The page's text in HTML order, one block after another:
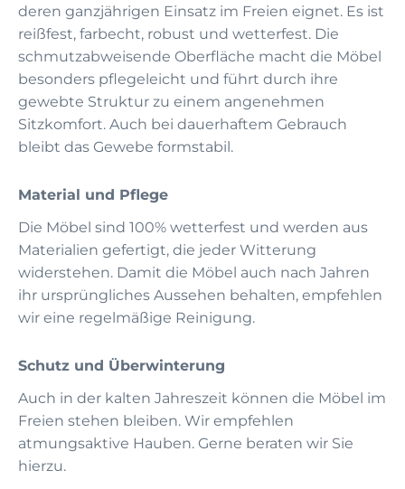
deren ganzjährigen Einsatz im Freien eignet. Es ist
reißfest, farbecht, robust und wetterfest. Die
schmutzabweisende Oberfläche macht die Möbel
besonders pflegeleicht und führt durch ihre
gewebte Struktur zu einem angenehmen
Sitzkomfort. Auch bei dauerhaftem Gebrauch
bleibt das Gewebe formstabil.
Material und Pflege
Die Möbel sind 100% wetterfest und werden aus
Materialien gefertigt, die jeder Witterung
widerstehen. Damit die Möbel auch nach Jahren
ihr ursprüngliches Aussehen behalten, empfehlen
wir eine regelmäßige Reinigung.
Schutz und Überwinterung
Auch in der kalten Jahreszeit können die Möbel im
Freien stehen bleiben. Wir empfehlen
atmungsaktive Hauben. Gerne beraten wir Sie
hierzu.